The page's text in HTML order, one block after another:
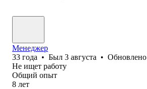
Менеджер
33 года • Был 3 августа • Обновлено
Не ищет работу
Общий опыт
8 лет